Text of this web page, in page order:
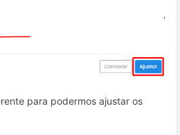
para podermos ajustar os